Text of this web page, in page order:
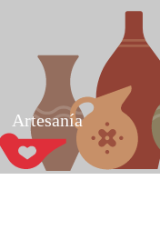
Artesanía